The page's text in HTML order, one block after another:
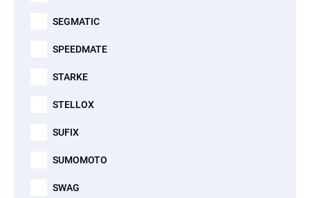
SEGMATIC
SPEEDMATE
STARKE
STELLOX
SUFIX
SUMOMOTO
SWAG